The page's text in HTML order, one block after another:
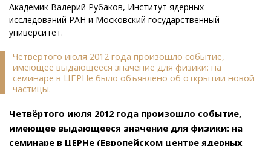
Академик Валерий Рубаков, Институт ядерных
исследований РАН и Московский государственный
университет.
Четвёртого июля 2012 года произошло событие,
имеющее выдающееся значение для физики: на
семинаре в ЦЕРНе было объявлено об открытии новой
частицы.
Четвёртого июля 2012 года произошло событие,
имеющее выдающееся значение для физики: на
семинаре в ЦЕРНе (Европейском центре ядерных